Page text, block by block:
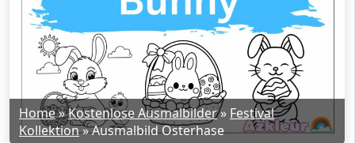
Home»Kostenlose Ausmalbilder» Festival
Kollektion»Ausmalbild Osterhase